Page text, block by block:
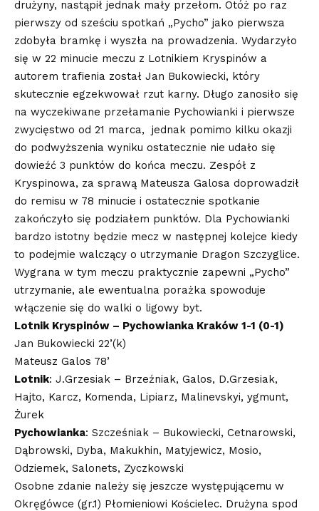
drużyny, nastąpił jednak mały przełom. Otóż po raz
pierwszy od sześciu spotkań „Pycho” jako pierwsza
zdobyła bramkę i wyszła na prowadzenia. Wydarzyło
się w 22 minucie meczu z Lotnikiem Kryspinów a
autorem trafienia został Jan Bukowiecki, który
skutecznie egzekwował rzut karny. Długo zanosiło się
na wyczekiwane przełamanie Pychowianki i pierwsze
zwycięstwo od 21 marca, jednak pomimo kilku okazji
do podwyższenia wyniku ostatecznie nie udało się
dowieźć 3 punktów do końca meczu. Zespół z
Kryspinowa, za sprawą Mateusza Galosa doprowadził
do remisu w 78 minucie i ostatecznie spotkanie
zakończyło się podziałem punktów. Dla Pychowianki
bardzo istotny będzie mecz w następnej kolejce kiedy
to podejmie walczący o utrzymanie Dragon Szczyglice.
Wygrana w tym meczu praktycznie zapewni „Pycho”
utrzymanie, ale ewentualna porażka spowoduje
włączenie się do walki o ligowy byt.
Lotnik Kryspinów – Pychowianka Kraków 1-1 (0-1)
Jan Bukowiecki 22’(k)
Mateusz Galos 78’
Lotnik: J.Grzesiak – Brzeźniak, Galos, D.Grzesiak,
Hajto, Karcz, Komenda, Lipiarz, Malinevskyi, ygmunt,
Żurek
Pychowianka: Szcześniak – Bukowiecki, Cetnarowski,
Dąbrowski, Dyba, Makukhin, Matyjewicz, Mosio,
Odziemek, Salonets, Zyczkowski
Osobne zdanie należy się jeszcze występującemu w
Okręgówce (gr.1) Płomieniowi Kościelec. Drużyna spod